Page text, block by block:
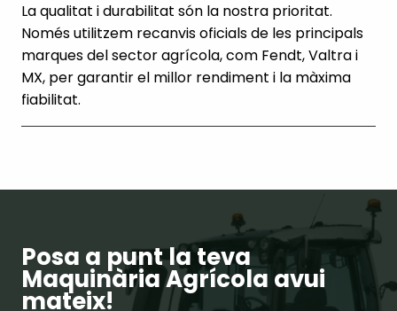
La qualitat i durabilitat són la nostra prioritat.
Només utilitzem recanvis oficials de les principals
marques del sector agrícola, com Fendt, Valtra i
MX, per garantir el millor rendiment i la màxima
fiabilitat.
Posa a punt la teva
Maquinària Agrícola avui
mateix!